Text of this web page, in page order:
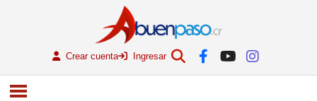
Crear cuenta Ingresar